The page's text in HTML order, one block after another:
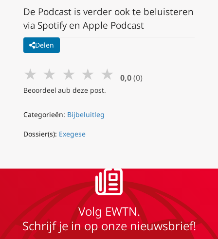
De Podcast is verder ook te beluisteren
via Spotify en Apple Podcast
Delen
★ ★ ★ ★ ★ 0,0 (0)
Beoordeel aub deze post.
Categorieën: Bijbeluitleg
Dossier(s): Exegese
Volg EWTN.
Schrijf je in op onze nieuwsbrief!